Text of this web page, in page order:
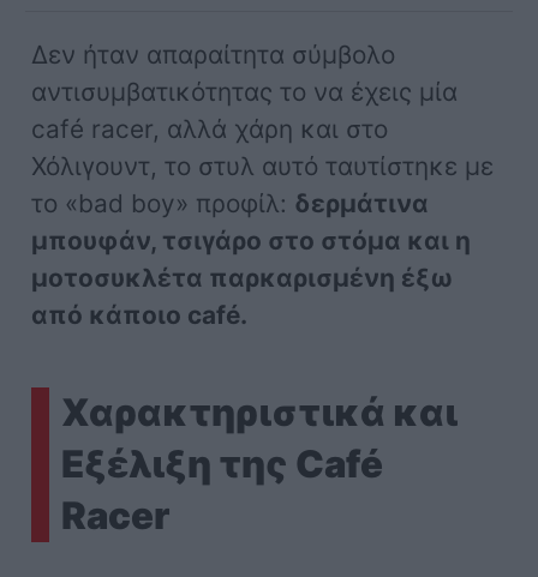
Δεν ήταν απαραίτητα σύμβολο
αντισυμβατικότητας το να έχεις μία
café racer, αλλά χάρη και στο
Χόλιγουντ, το στυλ αυτό ταυτίστηκε με
το «bad boy» προφίλ: δερμάτινα
μπουφάν, τσιγάρο στο στόμα και η
μοτοσυκλέτα παρκαρισμένη έξω
από κάποιο café.
Χαρακτηριστικά και
Εξέλιξη της Café
Racer